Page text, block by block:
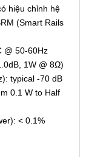
hiệu chỉnh hệ
(Smart Rails
@ 50-60Hz
1W @ 8Ω)
typical -70 dB
0.1 W to Half
< 0.1%